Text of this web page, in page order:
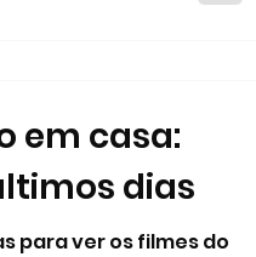
em casa:
dias
para ver os filmes do